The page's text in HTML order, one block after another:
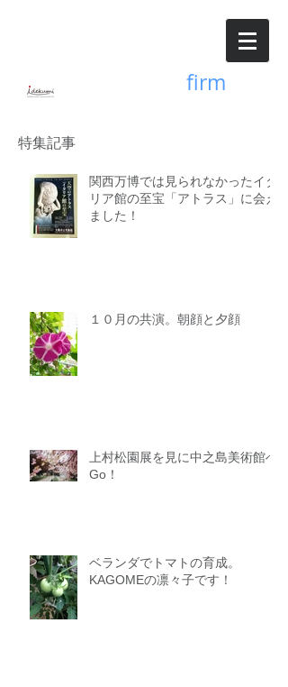
firm
特集記事
関西万博では見られなかったイタ
リア館の至宝「アトラス」に会え
ました！
１０月の共演。朝顔と夕顔
上村松園展を見に中之島美術館へ
Go！
ベランダでトマトの育成。
KAGOMEの凛々子です！